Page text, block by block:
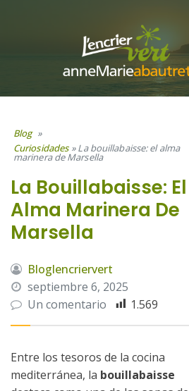
Blog »
Curiosidades »La bouillabaisse: el alma
marinera de Marsella
La Bouillabaisse: El
Alma Marinera De
Marsella
Bloglencriervert
septiembre 6, 2025
Un comentario
1.569
Entre los tesoros de la cocina
mediterránea, la bouillabaisse